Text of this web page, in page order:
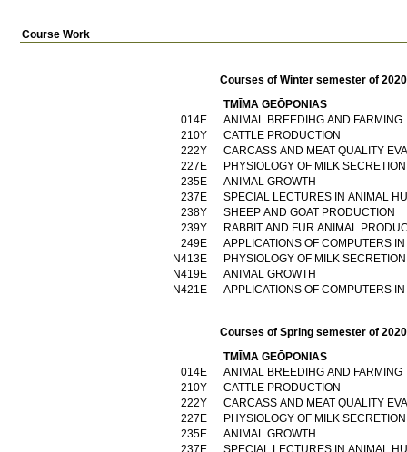
Course Work
Courses of Winter semester of
TMĪMA GEŌPONIAS
014Ε
ANIMAL BREEDIHG AND FARMING
210Υ
CATTLE PRODUCTION
222Υ
CARCASS AND MEAT QUALITY
227Ε
PHYSIOLOGY OF MILK SECRETION
235Ε
ANIMAL GROWTH
237Ε
SPECIAL LECTURES IN ANIMAL
238Υ
SHEEP AND GOAT PRODUCTION
239Υ
RABBIT AND FUR ANIMAL
249Ε
APPLICATIONS OF COMPUTERS
Ν413Ε
PHYSIOLOGY OF MILK SECRETION
Ν419Ε
ANIMAL GROWTH
Ν421Ε
APPLICATIONS OF COMPUTERS
Courses of Spring semester of
TMĪMA GEŌPONIAS
014Ε
ANIMAL BREEDIHG AND FARMING
210Υ
CATTLE PRODUCTION
222Υ
CARCASS AND MEAT QUALITY
227Ε
PHYSIOLOGY OF MILK SECRETION
235Ε
ANIMAL GROWTH
237Ε
SPECIAL LECTURES IN ANIMAL